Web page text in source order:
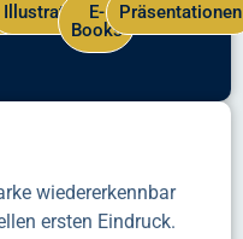
Illustrationen
E-
Books
Präsentationen
wiedererkennbar
ersten Eindruck.